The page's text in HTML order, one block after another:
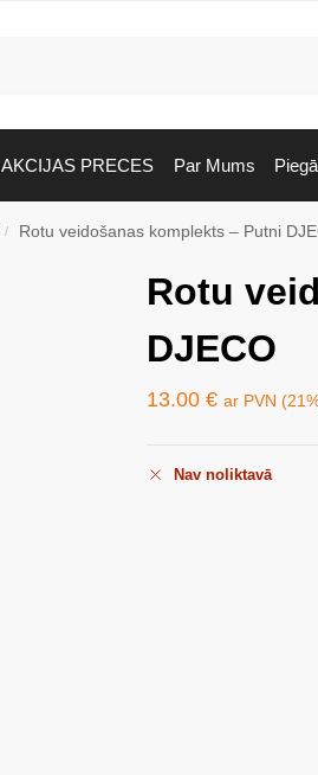
AKCIJAS PRECES Par Mums
/ Rotu veidošanas komplekts – Putni
Rotu
DJECO
13.00 € ar PVN
Nav noliktavā